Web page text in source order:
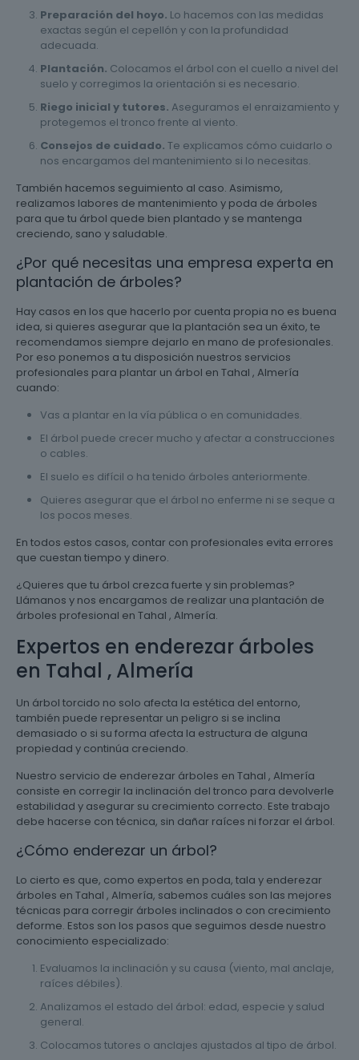
Preparación del hoyo. Lo hacemos con las medidas
exactas según el cepellón y con la profundidad
adecuada.
Plantación. Colocamos el árbol con el cuello a nivel del
suelo y corregimos la orientación si es necesario.
Riego inicial y tutores. Aseguramos el enraizamiento y
protegemos el tronco frente al viento.
Consejos de cuidado. Te explicamos cómo cuidarlo o
nos encargamos del mantenimiento si lo necesitas.
También hacemos seguimiento al caso. Asimismo,
realizamos labores de mantenimiento y poda de árboles
para que tu árbol quede bien plantado y se mantenga
creciendo, sano y saludable.
¿Por qué necesitas una empresa experta en
plantación de árboles?
Hay casos en los que hacerlo por cuenta propia no es buena
idea, si quieres asegurar que la plantación sea un éxito, te
recomendamos siempre dejarlo en mano de profesionales.
Por eso ponemos a tu disposición nuestros servicios
profesionales para plantar un árbol en Tahal , Almería
cuando:
Vas a plantar en la vía pública o en comunidades.
El árbol puede crecer mucho y afectar a construcciones
o cables.
El suelo es difícil o ha tenido árboles anteriormente.
Quieres asegurar que el árbol no enferme ni se seque a
los pocos meses.
En todos estos casos, contar con profesionales evita errores
que cuestan tiempo y dinero.
¿Quieres que tu árbol crezca fuerte y sin problemas?
Llámanos y nos encargamos de realizar una plantación de
árboles profesional en Tahal , Almería.
Expertos en enderezar árboles
en Tahal , Almería
Un árbol torcido no solo afecta la estética del entorno,
también puede representar un peligro si se inclina
demasiado o si su forma afecta la estructura de alguna
propiedad y continúa creciendo.
Nuestro servicio de enderezar árboles en Tahal , Almería
consiste en corregir la inclinación del tronco para devolverle
estabilidad y asegurar su crecimiento correcto. Este trabajo
debe hacerse con técnica, sin dañar raíces ni forzar el árbol.
¿Cómo enderezar un árbol?
Lo cierto es que, como expertos en poda, tala y enderezar
árboles en Tahal , Almería, sabemos cuáles son las mejores
técnicas para corregir árboles inclinados o con crecimiento
deforme. Estos son los pasos que seguimos desde nuestro
conocimiento especializado:
Evaluamos la inclinación y su causa (viento, mal anclaje,
raíces débiles).
Analizamos el estado del árbol: edad, especie y salud
general.
Colocamos tutores o anclajes ajustados al tipo de árbol.